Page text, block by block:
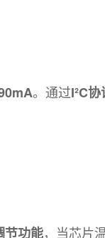
。通过I²C
节功能，当芯片